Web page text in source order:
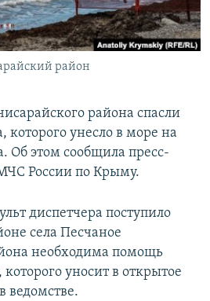
район
района спасли
которого унесло в море на
Об этом сообщила пресс-
России по Крыму.
диспетчера поступило
села Песчаное
необходима помощь
которого уносит в открытое
ведомстве.